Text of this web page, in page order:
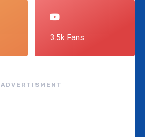
3.5k Fans
ADVERTISMENT